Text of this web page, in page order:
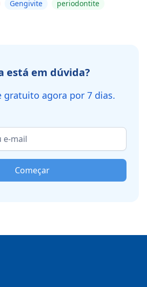
Gengivite periodontite
está em dúvida?
gratuito agora por 7 dias.
Começar